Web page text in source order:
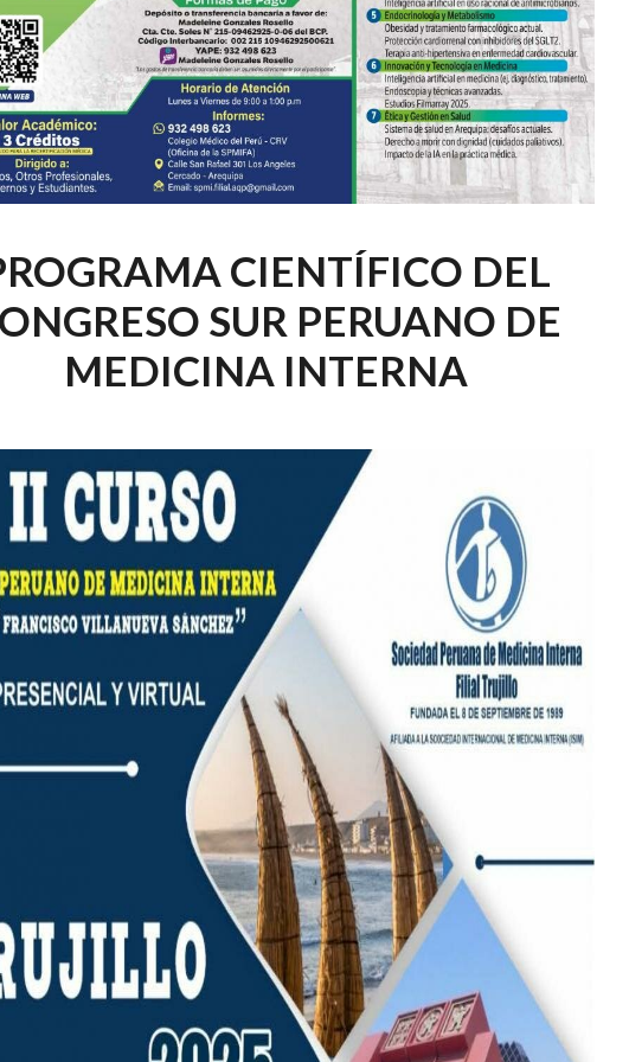
CIENTÍFICO DEL
SUR PERUANO DE
MEDICINA INTERNA